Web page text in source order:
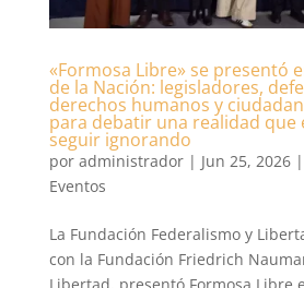
«Formosa Libre» se presentó
de la Nación: legisladores,
derechos humanos y
para debatir una realidad que
seguir ignorando
por administrador| Jun 25, 2026|
Eventos
La Fundación Federalismo y
con la Fundación Friedrich